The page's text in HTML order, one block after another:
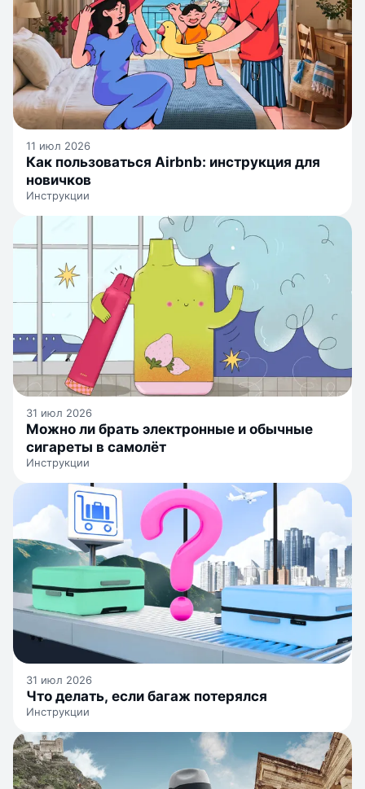
11 июл 2026
Как пользоваться Airbnb: инструкция для
новичков
Инструкции
31 июл 2026
Можно ли брать электронные и обычные
сигареты в самолёт
Инструкции
31 июл 2026
Что делать, если багаж потерялся
Инструкции